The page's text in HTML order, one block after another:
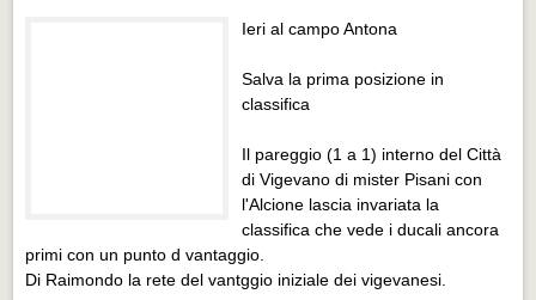
Ieri al campo Antona
Salva la prima posizione in
classifica
Il pareggio (1 a 1) interno del Città
di Vigevano di mister Pisani con
l'Alcione lascia invariata la
classifica che vede i ducali ancora
primi con un punto d vantaggio.
Di Raimondo la rete del vantggio iniziale dei vigevanesi.